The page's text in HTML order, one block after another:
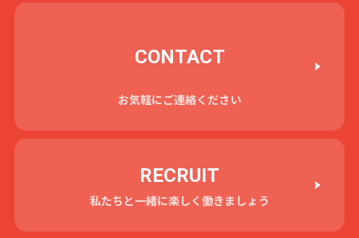
CONTACT
お気軽にご連絡ください
RECRUIT
私たちと一緒に楽しく働きましょう